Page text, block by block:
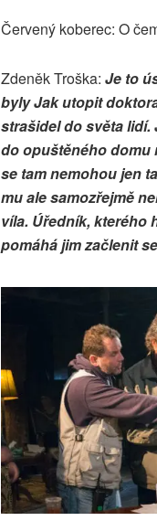
Červený koberec: O
Zdeněk Troška: Je to
byly Jak utopit
strašidel do světa lidí.
do opuštěného domu
se tam nemohou jen
mu ale samozřejmě
víla. Úředník, kterého
pomáhá jim začlenit